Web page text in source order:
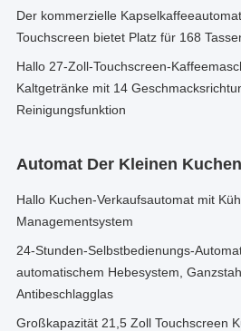
Der kommerzielle
Touchscreen bietet Platz für 168
Hallo 27-Zoll-Touchscreen-
Kaltgetränke mit 14
Reinigungsfunktion
Automat Der Kleinen Kuchen
Hallo Kuchen-Verkaufsautomat mit
Managementsystem
24-Stunden-Selbstbedienungs-
automatischem Hebesystem,
Antibeschlagglas
Großkapazität 21,5 Zoll Touchscreen